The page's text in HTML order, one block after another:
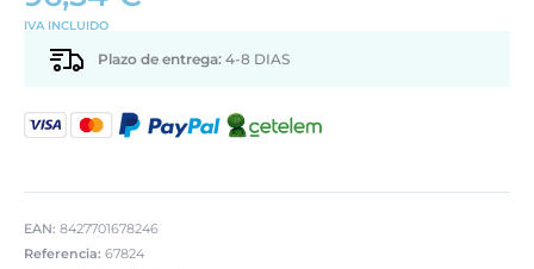
IVA INCLUIDO
Plazo de entrega: 4-8 DIAS
EAN: 8427701678246
Referencia: 67824